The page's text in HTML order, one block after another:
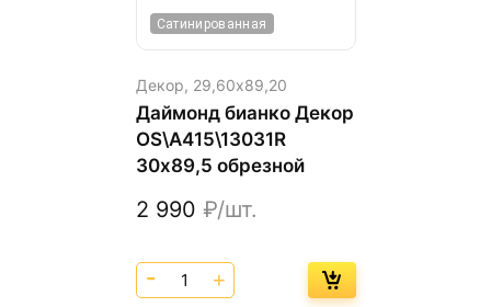
Сатинированная
Декор, 29,60х89,20
Даймонд бианко Декор
OS\A415\13031R
30х89,5 обрезной
2 990 ₽/шт.